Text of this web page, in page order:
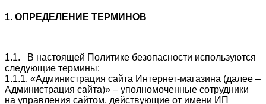
1. ОПРЕДЕЛЕНИЕ ТЕРМИНОВ
1.1. В настоящей Политике безопасности используются
следующие термины:
1.1.1. «Администрация сайта Интернет-магазина (далее –
Администрация сайта)» – уполномоченные сотрудники
на управления сайтом, действующие от имени ИП